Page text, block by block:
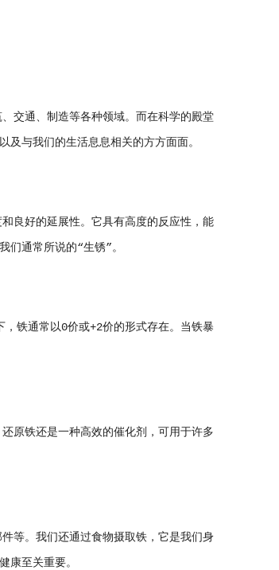
交通、制造等各种领域。而在科学的殿堂
与我们的生活息息相关的方方面面。
良好的延展性。它具有高度的反应性，能
们通常所说的“生锈”。
铁通常以0价或+2价的形式存在。当铁暴
原铁还是一种高效的催化剂，可用于许多
等。我们还通过食物摄取铁，它是我们身
康至关重要。